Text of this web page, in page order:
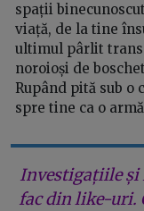
spații
viață, de la tine
ultimul pârlit
noroioși de
Rupând pită sub o
spre tine ca o
Investigațiile și
fac din like-uri.